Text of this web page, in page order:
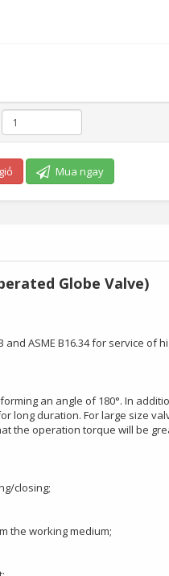
Mua ngay
Globe Valve)
ASME B16.34 for service of
an angle of 180°. In
long duration. For large size
the operation torque will be
closing;
the working medium;